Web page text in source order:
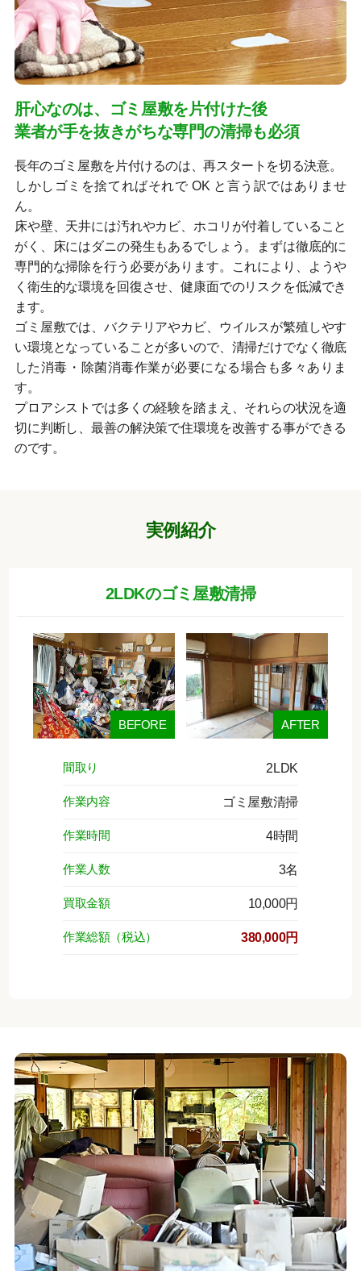
肝心なのは、ゴミ屋敷を片付けた後
業者が手を抜きがちな専門の清掃も必須
長年のゴミ屋敷を片付けるのは、再スタートを切る決意。
しかしゴミを捨てればそれで OK と言う訳ではありませ
ん。
床や壁、天井には汚れやカビ、ホコリが付着していること
がく、床にはダニの発生もあるでしょう。まずは徹底的に
専門的な掃除を行う必要があります。これにより、ようや
く衛生的な環境を回復させ、健康面でのリスクを低減でき
ます。
ゴミ屋敷では、バクテリアやカビ、ウイルスが繁殖しやす
い環境となっていることが多いので、清掃だけでなく徹底
した消毒・除菌消毒作業が必要になる場合も多々ありま
す。
プロアシストでは多くの経験を踏まえ、それらの状況を適
切に判断し、最善の解決策で住環境を改善する事ができる
のです。
実例紹介
2LDKのゴミ屋敷清掃
BEFORE AFTER
間取り 2LDK
作業内容 ゴミ屋敷清掃
作業時間 4時間
作業人数 3名
買取金額 10,000円
作業総額（税込） 380,000円